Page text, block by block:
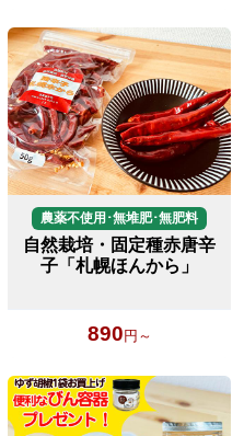
農薬不使用･無堆肥･無肥料
自然栽培・固定種赤唐辛
子「札幌ほんから」
890 円～